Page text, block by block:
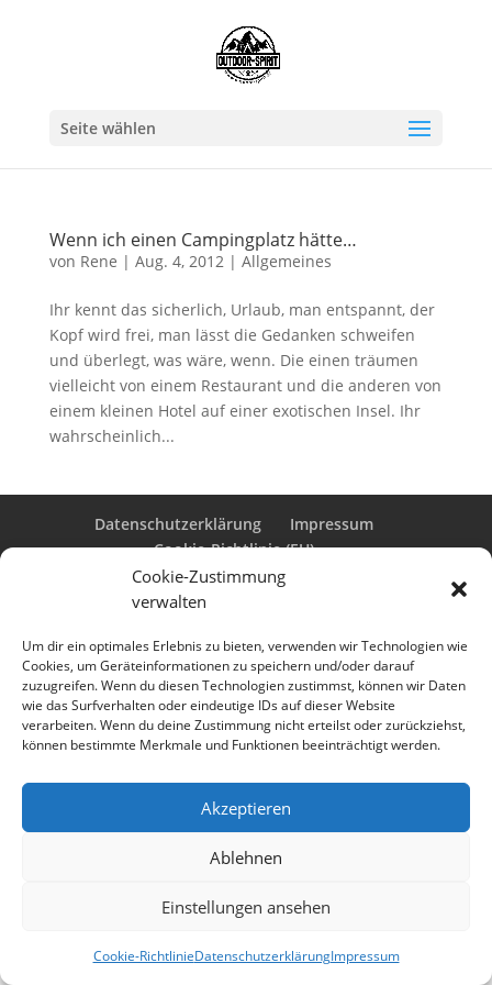
Cookie-Zustimmung
verwalten
Um dir ein optimales Erlebnis zu bieten, verwenden wir Technologien wie
Cookies, um Geräteinformationen zu speichern und/oder darauf
zuzugreifen. Wenn du diesen Technologien zustimmst, können wir Daten
wie das Surfverhalten oder eindeutige IDs auf dieser Website
verarbeiten. Wenn du deine Zustimmung nicht erteilst oder zurückziehst,
können bestimmte Merkmale und Funktionen beeinträchtigt werden.
Akzeptieren
Ablehnen
Einstellungen ansehen
Cookie-RichtlinieDatenschutzerklärungImpressum
Seite wählen
Wenn ich einen Campingplatz hätte…
von Rene | Aug. 4, 2012| Allgemeines
Ihr kennt das sicherlich, Urlaub, man entspannt, der
Kopf wird frei, man lässt die Gedanken schweifen
und überlegt, was wäre, wenn. Die einen träumen
vielleicht von einem Restaurant und die anderen von
einem kleinen Hotel auf einer exotischen Insel. Ihr
wahrscheinlich...
Datenschutzerklärung
Impressum
Cookie-Richtlinie (EU)
Designed byElegant Themes| Powered by
WordPress